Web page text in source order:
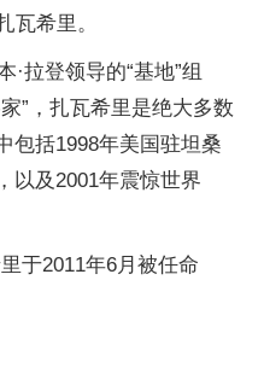
瓦希里。
·拉登领导的“基地”组
”，扎瓦希里是绝大多数
包括1998年美国驻坦桑
以及2001年震惊世界
于2011年6月被任命